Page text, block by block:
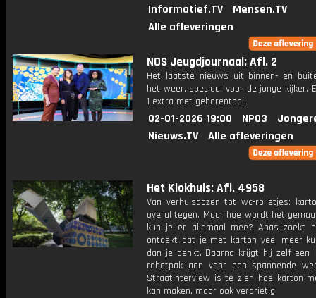
Informatief.TV
Mensen.TV
Alle afleveringen
NOS Jeugdjournaal: Afl. 2
Het laatste nieuws uit binnen- en
het weer, speciaal voor de jonge kijker.
1 extra met gebarentaal.
02-01-2026 19:00 NPO3
Nieuws.TV
Alle afleveringen
Het Klokhuis: Afl. 4958
Van verhuisdozen tot wc-rolletjes:
overal tegen. Maar hoe wordt het
kun je er allemaal mee? Anas zoekt
ontdekt dat je met karton veel meer
dan je denkt. Daarna krijgt hij zelf een
robotpak aan voor een spannende
Straatinterview is te zien hoe karton
kan maken, maar ook verdrietig.